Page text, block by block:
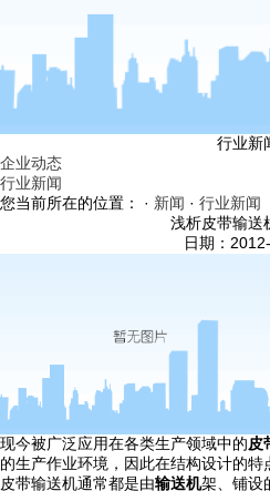
行业新
企业动态
行业新闻
您当前所在的位置： · 新闻 · 行业新闻
浅析皮带输送
日期：
现今被广泛应用在各类生产领域中的皮
的生产作业环境，因此在结构设计的特
皮带输送机通常都是由输送机架、铺设